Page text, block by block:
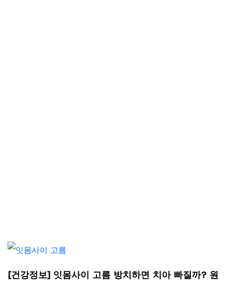
[건강정보] 잇몸사이 고름 방치하면 치아 빠질까? 원